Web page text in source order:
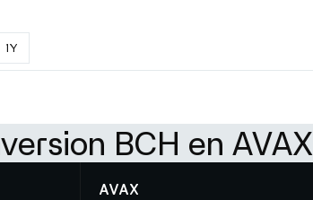
1Y
BCH en AVAX
AVAX